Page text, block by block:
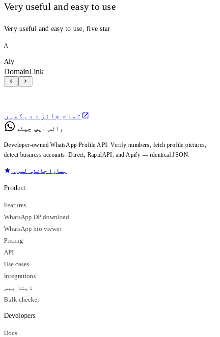
Very useful and easy to use
Very useful and easy to use, five star
A
Aly
DomainLink
تمام جائزے دیکھیں
واٹس ایپ چیکر
Developer-owned WhatsApp Profile API. Verify numbers, fetch profile pictures,
detect business accounts. Direct, RapidAPI, and Apify — identical JSON.
ہمارا جائزہ لیں۔
Product
Features
WhatsApp DP download
WhatsApp bio viewer
Pricing
API
Use cases
Integrations
ڈیٹا بیس
Bulk checker
Developers
Docs